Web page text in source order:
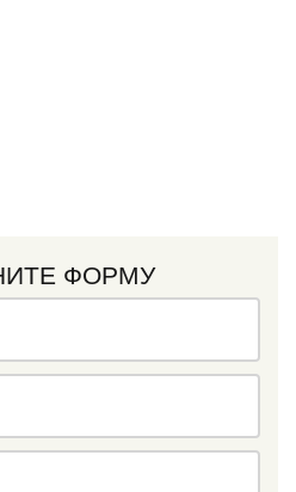
ФОРМУ